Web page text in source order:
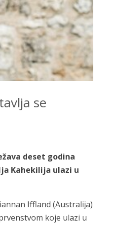
se
deset godina
Kahekilija ulazi u
Iffland (Australija)
koje ulazi u